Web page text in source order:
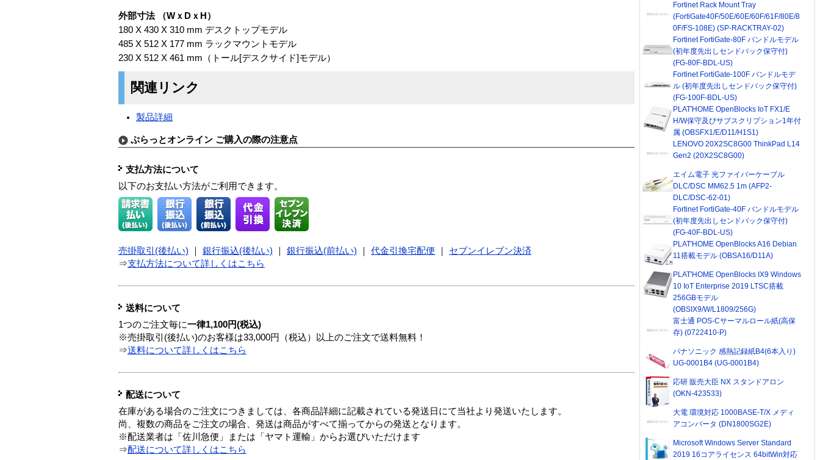
外部寸法 （WｘDｘH）
180 X 430 X 310 mm デスクトップモデル
485 X 512 X 177 mm ラックマウントモデル
230 X 512 X 461 mm（トール[デスクサイド]モデル）
関連リンク
製品詳細
ぷらっとオンライン ご購入の際の注意点
支払方法について
以下のお支払い方法がご利用できます。
売掛取引(後払い) 銀行振込(後払い) 銀行振込(前払い) 代金引換宅配便
セブンイレブン決済
⇒支払方法について詳しくはこちら
送料について
1つのご注文毎に一律1,100円(税込)
※売掛取引(後払い)のお客様は33,000円（税込）以上のご注文で送料無料！
⇒送料について詳しくはこちら
配送について
在庫がある場合のご注文につきましては、各商品詳細に記載されている発送日にて当社より発送いたします。
尚、複数の商品をご注文の場合、発送は商品がすべて揃ってからの発送となります。
※配送業者は「佐川急便」または「ヤマト運輸」からお選びいただけます
⇒配送について詳しくはこちら
Fortinet Rack Mount Tray
(FortiGate40F/50E/60E/60F/61F/80E/8
0F/FS-108E) (SP-RACKTRAY-02)
Fortinet FortiGate-80F バンドルモデル
(初年度先出しセンドバック保守付)
(FG-80F-BDL-US)
Fortinet FortiGate-100F バンドルモデ
ル (初年度先出しセンドバック保守付)
(FG-100F-BDL-US)
PLAT'HOME OpenBlocks IoT FX1/E
H/W保守及びサブスクリプション1年付
属 (OBSFX1/E/D11/H1S1)
LENOVO 20X2SC8G00 ThinkPad L14
Gen2 (20X2SC8G00)
エイム電子 光ファイバーケーブル
DLC/DSC MM62.5 1m (AFP2-
DLC/DSC-62-01)
Fortinet FortiGate-40F バンドルモデル
(初年度先出しセンドバック保守付)
(FG-40F-BDL-US)
PLAT'HOME OpenBlocks A16 Debian
11搭載モデル (OBSA16/D11A)
PLAT'HOME OpenBlocks IX9 Windows
10 IoT Enterprise 2019 LTSC搭載
256GBモデル
(OBSIX9/W/L1809/256G)
富士通 POS-Cサーマルロール紙(高保
存) (0722410-P)
パナソニック 感熱記録紙B4(6本入り)
UG-0001B4 (UG-0001B4)
応研 販売大臣 NX スタンドアロン
(OKN-423533)
大電 環境対応 1000BASE-T/X メディ
アコンバータ (DN1800SG2E)
Microsoft Windows Server Standard
2019 16コアライセンス 64bitWin対応